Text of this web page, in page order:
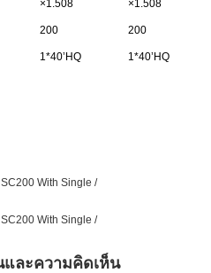
×1.508
×1.508
200 200
1*40’HQ 1*40’HQ
ละความคิดเห็น